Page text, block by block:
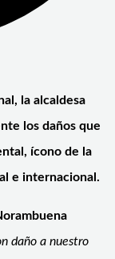
la alcaldesa
los daños que
ícono de la
e internacional.
daño a nuestro